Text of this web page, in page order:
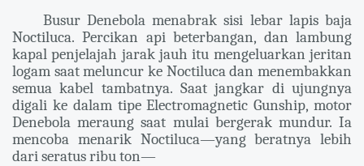
Busur Denebola menabrak sisi lebar lapis baja
Noctiluca. Percikan api beterbangan, dan lambung
kapal penjelajah jarak jauh itu mengeluarkan jeritan
logam saat meluncur ke Noctiluca dan menembakkan
semua kabel tambatnya. Saat jangkar di ujungnya
digali ke dalam tipe Electromagnetic Gunship, motor
Denebola meraung saat mulai bergerak mundur. Ia
mencoba menarik Noctiluca—yang beratnya lebih
dari seratus ribu ton—